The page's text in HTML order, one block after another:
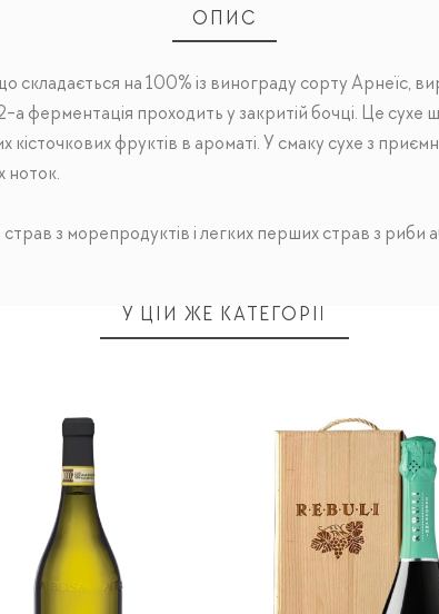
ОПИС
на 100% із винограду сорту Арнеїс,
ферментація проходить у закритій бочці. Це сухе
кісточкових фруктів в ароматі. У смаку сухе з
ноток.
з морепродуктів і легких перших страв з риби
У ЦІЙ ЖЕ КАТЕГОРІЇ